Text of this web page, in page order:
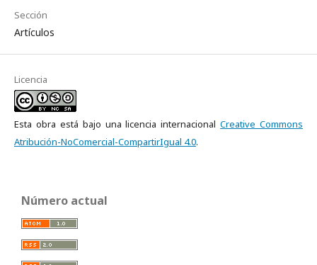
Sección
Artículos
Licencia
Esta obra está bajo una licencia internacionalCreative Commons
Atribución-NoComercial-CompartirIgual 4.0.
Número actual